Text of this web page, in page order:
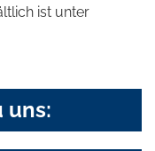
ist unter
uns: